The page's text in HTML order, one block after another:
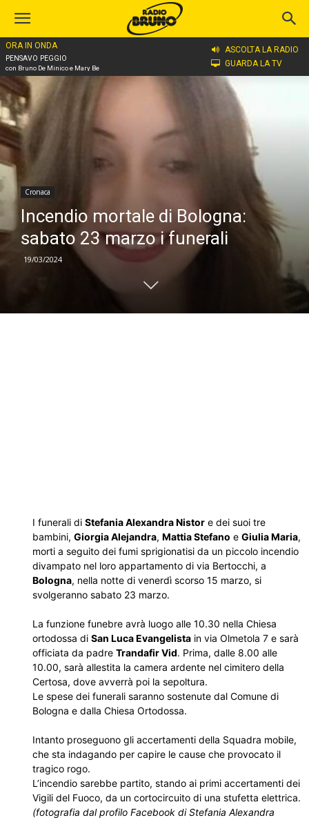
ORA IN ONDA
PENSAVO PEGGIO
con Bruno De Minico e Mary Be
ASCOLTA LA RADIO
GUARDA LA TV
Home
Cronaca
Incendio mortale di Bologna:
sabato 23 marzo i funerali
19/03/2024
I funerali di Stefania Alexandra Nistor e dei suoi tre
bambini, Giorgia Alejandra, Mattia Stefano e Giulia Maria,
morti a seguito dei fumi sprigionatisi da un piccolo incendio
divampato nel loro appartamento di via Bertocchi, a
Bologna, nella notte di venerdì scorso 15 marzo, si
svolgeranno sabato 23 marzo.
La funzione funebre avrà luogo alle 10.30 nella Chiesa
ortodossa di San Luca Evangelista in via Olmetola 7 e sarà
officiata da padre Trandafir Vid. Prima, dalle 8.00 alle
10.00, sarà allestita la camera ardente nel cimitero della
Certosa, dove avverrà poi la sepoltura.
Le spese dei funerali saranno sostenute dal Comune di
Bologna e dalla Chiesa Ortodossa.
Intanto proseguono gli accertamenti della Squadra mobile,
che sta indagando per capire le cause che provocato il
tragico rogo.
L’incendio sarebbe partito, stando ai primi accertamenti dei
Vigili del Fuoco, da un cortocircuito di una stufetta elettrica.
(fotografia dal profilo Facebook di Stefania Alexandra